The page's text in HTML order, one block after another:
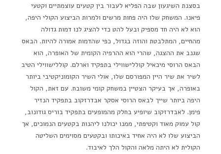
בסצנת השיגעון שבה הפליא לעבור בין קטעים עוצמתיים וקטעי
פיאנו. המשחק שלו היה פחות מרשים ולמרות הביצוע הקולי היפה,
הוא לא היה חד מספיק ובעל להט כדי להציג לנו דמות גדולה
מהחיים, המתלבטת והוזה בגדול, כפי שהדמות אמורה להיות. הבאס
שגנב את ההצגה, שהרי הוא ההרפיה הקומית של האופרה, הוא
הבאס הרוסי מיכאיל קוללישווילי בתפקיד וארלם. קוללישווילי הטיב
לשיר את שיר היין המפורסם שלו, אולי השיר הקומוניקטיבי ביותר
באופרה, אך בעיקר הצטיין במשחק קומי משובח. עם זאת, הקול
היפה ביותר שייך לבאס הרוסי אסקר אבדרזקוב בתפקיד הנזיר
פימן. לאבדרזקוב שיופיע בחלק מהמופעים בתפקיד בוריס גודונוב,
קול עמוק מאוד וקטיפתי, ממנו יכולנו ליהנות בקטעים הנמוכים, אך
הביצוע שלו לא היה אחיד באיכותו ובקטעים מסוימים השליטה
הקולית לא היתה מלאה והקול הלך לאיבוד.